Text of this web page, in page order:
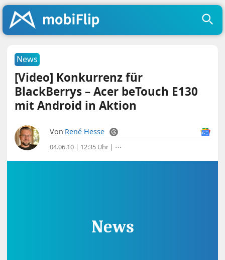
News
[Video] Konkurrenz für
BlackBerrys – Acer beTouch E130
mit Android in Aktion
Von René Hesse
04.06.10 | 12:35 Uhr | ⋯